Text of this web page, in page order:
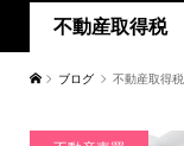
不動産取得税
ブログ 不動産取得税